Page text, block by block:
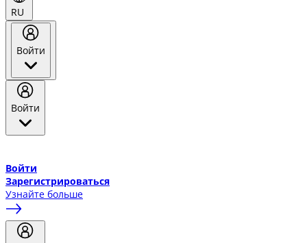
RU
Войти
Войти
Войти
Зарегистрироваться
Узнайте больше